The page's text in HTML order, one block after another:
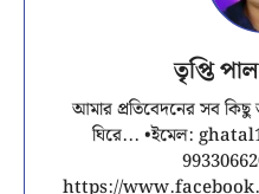
তৃপ্তি
আমার প্রতিবেদনের সব
ঘিরে... •ইমেল: